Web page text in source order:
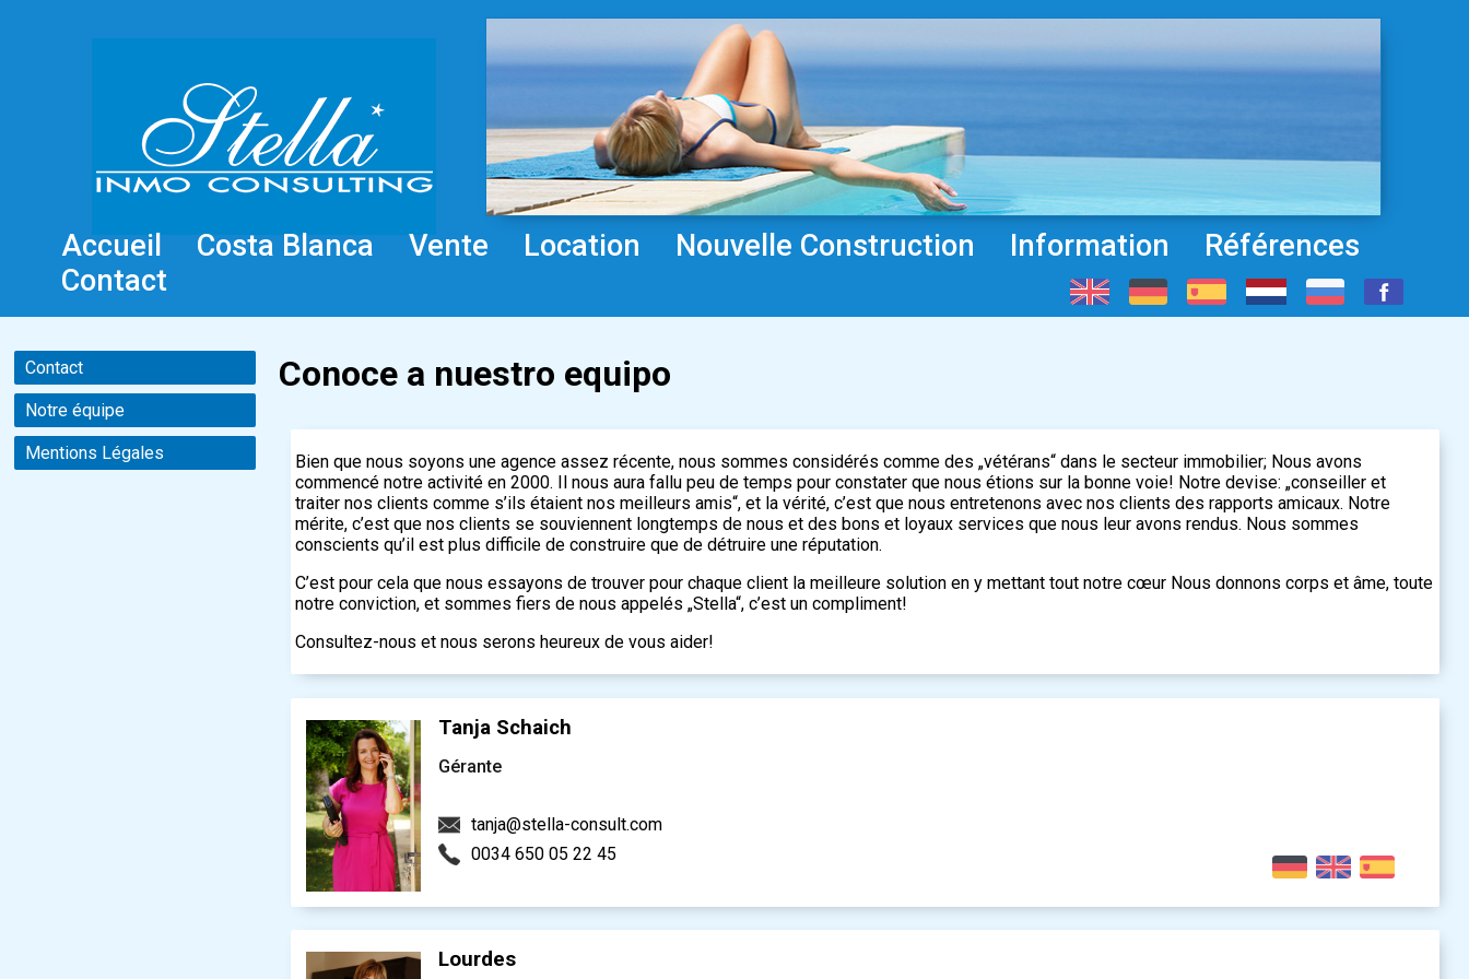
Accueil Costa Blanca Vente Location Nouvelle Construction Information
Références
Contact
Contact
Notre équipe
Mentions Légales
Conoce a nuestro equipo
Bien que nous soyons une agence assez récente, nous sommes considérés comme des „vétérans“ dans le secteur immobilier; Nous avons
commencé notre activité en 2000. Il nous aura fallu peu de temps pour constater que nous étions sur la bonne voie! Notre devise: „conseiller et
traiter nos clients comme s’ils étaient nos meilleurs amis“, et la vérité, c’est que nous entretenons avec nos clients des rapports amicaux. Notre
mérite, c’est que nos clients se souviennent longtemps de nous et des bons et loyaux services que nous leur avons rendus. Nous sommes
conscients qu’il est plus difficile de construire que de détruire une réputation.
C’est pour cela que nous essayons de trouver pour chaque client la meilleure solution en y mettant tout notre cœur Nous donnons corps et âme, toute
notre conviction, et sommes fiers de nous appelés „Stella“, c’est un compliment!
Consultez-nous et nous serons heureux de vous aider!
Tanja Schaich
Gérante
tanja@stella-consult.com
0034 650 05 22 45
Lourdes